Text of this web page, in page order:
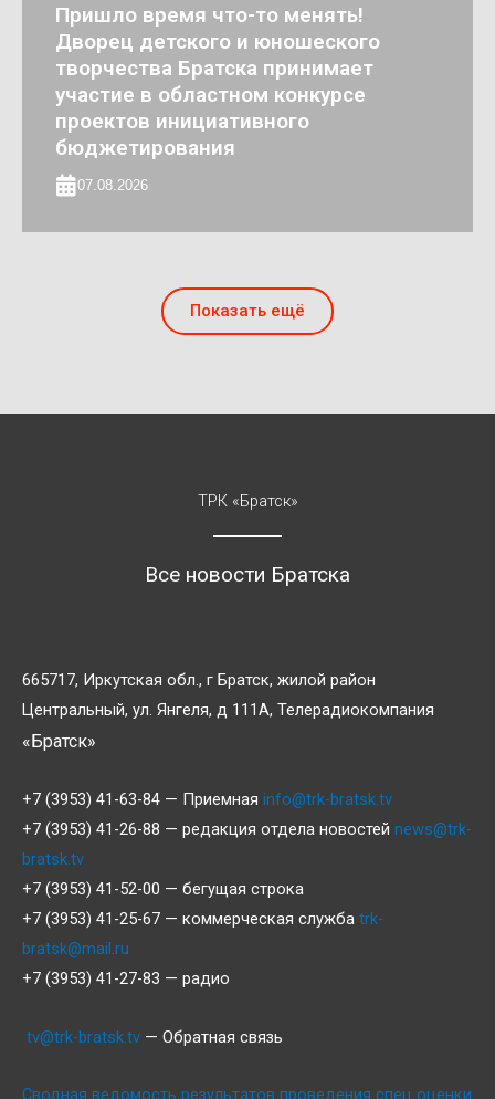
Пришло время что-то менять!
Дворец детского и юношеского
творчества Братска принимает
участие в областном конкурсе
проектов инициативного
бюджетирования
07.08.2026
Показать ещё
ТРК «Братск»
Все новости Братска
665717, Иркутская обл., г Братск, жилой район
Центральный, ул. Янгеля, д 111А, Телерадиокомпания
«Братск»
+7 (3953) 41-63-84 — Приемная info@trk-bratsk.tv
+7 (3953) 41-26-88 — редакция отдела новостей news@trk-
bratsk.tv
+7 (3953) 41-52-00 — бегущая строка
+7 (3953) 41-25-67 — коммерческая служба trk-
bratsk@mail.ru
+7 (3953) 41-27-83 — радио
tv@trk-bratsk.tv — Обратная связь
Сводная ведомость результатов проведения спец оценки